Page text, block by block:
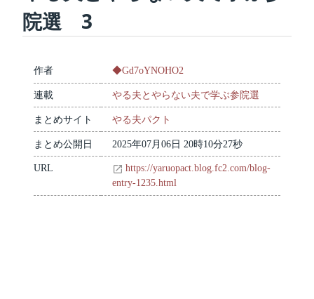
院選 3
作者 ◆Gd7oYNOHO2
連載 やる夫とやらない夫で学ぶ参院選
まとめサイト やる夫パクト
まとめ公開日 2025年07月06日 20時10分27秒
URL
https://yaruopact.blog.fc2.com/blog-
entry-1235.html